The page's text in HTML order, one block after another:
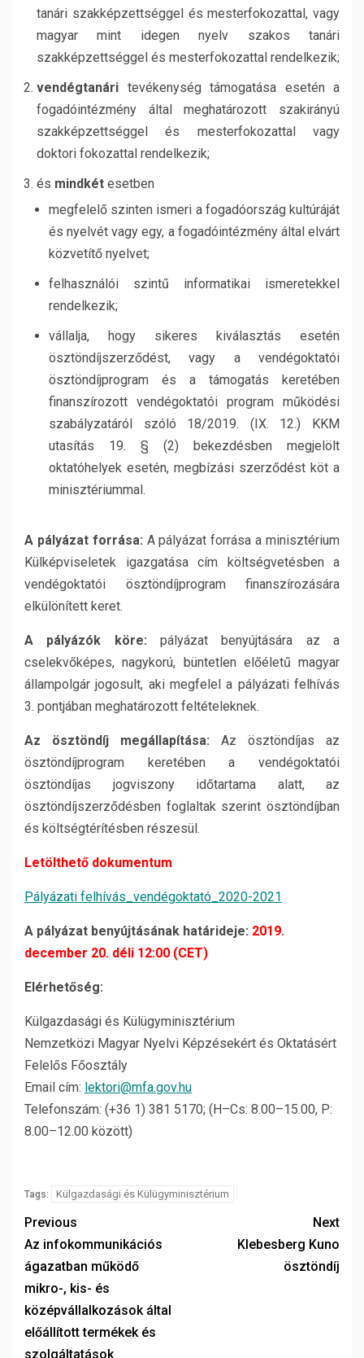
tanári szakképzettséggel és mesterfokozattal, vagy
magyar mint idegen nyelv szakos tanári
szakképzettséggel és mesterfokozattal rendelkezik;
vendégtanári tevékenység támogatása esetén a
fogadóintézmény által meghatározott szakirányú
szakképzettséggel és mesterfokozattal vagy
doktori fokozattal rendelkezik;
és mindkét esetben
megfelelő szinten ismeri a fogadóország kultúráját
és nyelvét vagy egy, a fogadóintézmény által elvárt
közvetítő nyelvet;
felhasználói szintű informatikai ismeretekkel
rendelkezik;
vállalja, hogy sikeres kiválasztás esetén
ösztöndíjszerződést, vagy a vendégoktatói
ösztöndíjprogram és a támogatás keretében
finanszírozott vendégoktatói program működési
szabályzatáról szóló 18/2019. (IX. 12.) KKM
utasítás 19. § (2) bekezdésben megjelölt
oktatóhelyek esetén, megbízási szerződést köt a
minisztériummal.
A pályázat forrása: A pályázat forrása a minisztérium
Külképviseletek igazgatása cím költségvetésben a
vendégoktatói ösztöndíjprogram finanszírozására
elkülönített keret.
A pályázók köre: pályázat benyújtására az a
cselekvőképes, nagykorú, büntetlen előéletű magyar
állampolgár jogosult, aki megfelel a pályázati felhívás
3. pontjában meghatározott feltételeknek.
Az ösztöndíj megállapítása: Az ösztöndíjas az
ösztöndíjprogram keretében a vendégoktatói
ösztöndíjas jogviszony időtartama alatt, az
ösztöndíjszerződésben foglaltak szerint ösztöndíjban
és költségtérítésben részesül.
Letölthető dokumentum
Pályázati felhívás_vendégoktató_2020-2021
A pályázat benyújtásának határideje: 2019.
december 20. déli 12:00 (CET)
Elérhetőség:
Külgazdasági és Külügyminisztérium
Nemzetközi Magyar Nyelvi Képzésekért és Oktatásért
Felelős Főosztály
Email cím: lektori@mfa.gov.hu
Telefonszám: (+36 1) 381 5170; (H–Cs: 8.00–15.00, P:
8.00–12.00 között)
Tags: Külgazdasági és Külügyminisztérium
Previous
Az infokommunikációs
ágazatban működő
mikro-, kis- és
középvállalkozások által
előállított termékek és
szolgáltatások
Next
Klebesberg Kuno
ösztöndíj